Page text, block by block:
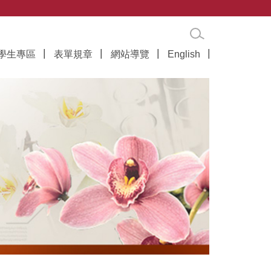
生專區 表單規章 網站導覽 English